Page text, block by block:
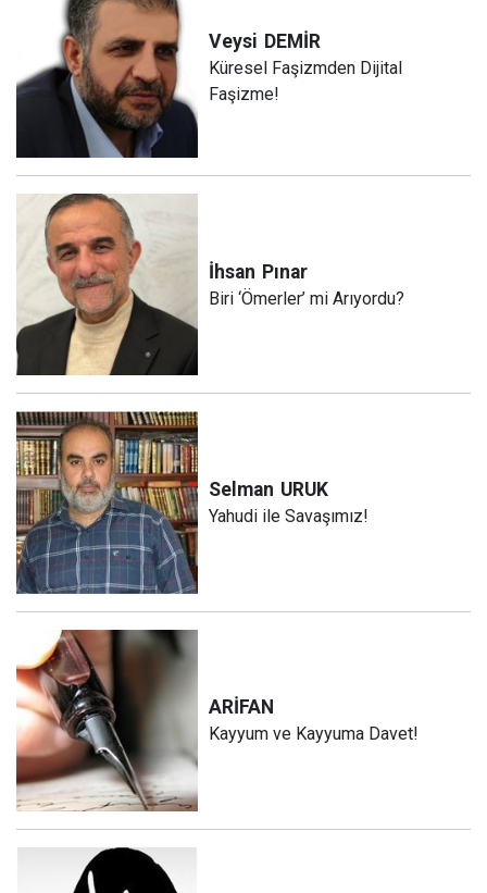
Veysi DEMİR
Küresel Faşizmden Dijital
Faşizme!
İhsan Pınar
Biri ‘Ömerler’ mi Arıyordu?
Selman URUK
Yahudi ile Savaşımız!
ARİFAN
Kayyum ve Kayyuma Davet!